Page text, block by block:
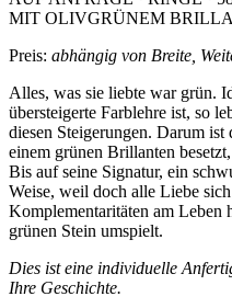
MIT OLIVGRÜNEM
Preis: abhängig von Breite,
Alles, was sie liebte war grün.
übersteigerte Farblehre ist, so
diesen Steigerungen. Darum
einem grünen Brillanten
Bis auf seine Signatur, ein
Weise, weil doch alle Liebe
Komplementaritäten am Leben
grünen Stein umspielt.
Dies ist eine individuelle
Ihre Geschichte.